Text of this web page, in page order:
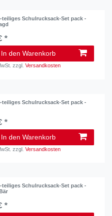
teiliges Schulrucksack-Set pack -
*
In den Warenkorb
zzgl.Versandkosten
teiliges Schulrucksack-Set pack -
*
In den Warenkorb
zzgl.Versandkosten
teiliges Schulrucksack-Set pack -
*